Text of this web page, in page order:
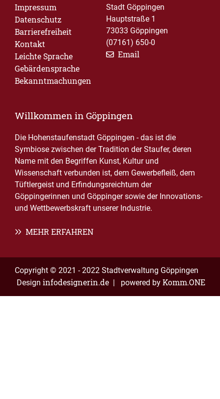
Impressum
Datenschutz
Barrierefreiheit
Kontakt
Leichte Sprache
Gebärdensprache
Bekanntmachungen
Stadt Göppingen
Hauptstraße 1
73033 Göppingen
(07161) 650-0
Email
Willkommen in Göppingen
Die Hohenstaufenstadt Göppingen - das ist die
Symbiose zwischen der Tradition der Staufer, deren
Name mit den Begriffen Kunst, Kultur und
Wissenschaft verbunden ist, dem Gewerbefleiß, dem
Tüftlergeist und Erfindungsreichtum der
Göppingerinnen und Göppinger sowie der Innovations-
und Wettbewerbskraft unserer Industrie.
MEHR ERFAHREN
Copyright © 2021 - 2022 Stadtverwaltung Göppingen
Design infodesignerin.de | powered by Komm.ONE